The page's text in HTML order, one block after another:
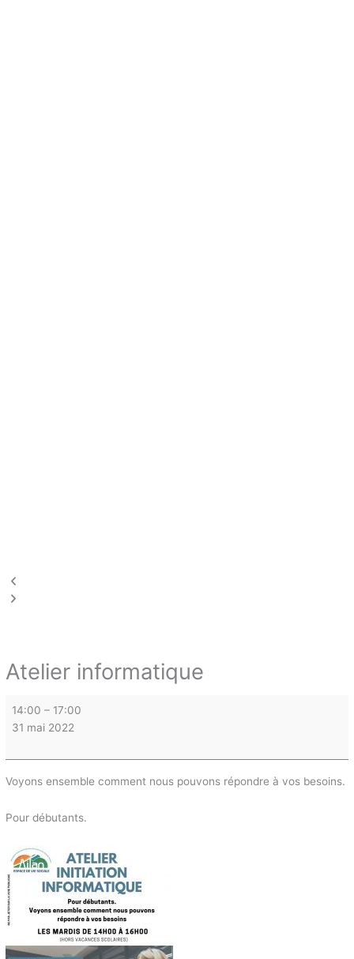
Atelier informatique
14:00 – 17:00
31 mai 2022
Voyons ensemble comment nous pouvons répondre à vos besoins.
Pour débutants.